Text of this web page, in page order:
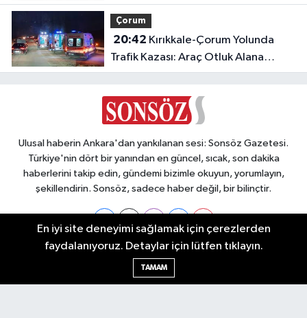
Yalanlama
Çorum
20:42
Trafik Kazası: Araç Otluk Alana
Devrildi, Yaralılar Var!
Ulusal haberin Ankara'dan yankılanan sesi: Sonsöz Gazetesi.
Türkiye'nin dört bir yanından en güncel, sıcak, son dakika
haberlerini takip edin, gündemi bizimle okuyun, yorumlayın,
şekillendirin. Sonsöz, sadece haber değil, bir bilinçtir.
Ankara Nöbetçi Eczaneler
En iyi site deneyimi sağlamak için çerezlerden
faydalanıyoruz. Detaylar için lütfen tıklayın.
TAMAM